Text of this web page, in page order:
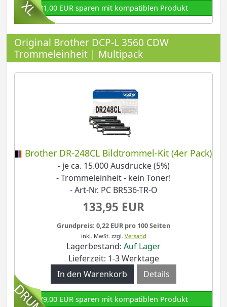
81,00 EUR sparen mit kompatiblen Produkt
Original Brother DCP-L 3560 CDW
Trommeleinheit | Multipack
Brother DR-248CL Bildtrommel-Kit (4er Pack)
- je ca. 15.000 Ausdrucke (5%)
- Trommeleinheit - kein Toner!
- Art-Nr. PC BR536-TR-O
133,95 EUR
Grundpreis: 0,22 EUR pro 100 Seiten
inkl. MwSt. zzgl. Versand
Lagerbestand: Auf Lager
Lieferzeit: 1-3 Werktage
Details
79,00 EUR sparen mit kompatiblen Produkt